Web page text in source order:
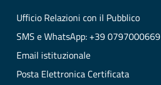
Ufficio Relazioni con il Pubblico
SMS e WhatsApp: +39 0797000669
Email istituzionale
Posta Elettronica Certificata